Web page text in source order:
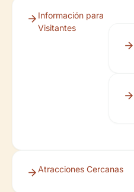
Información para
Visitantes
Atracciones Cercanas